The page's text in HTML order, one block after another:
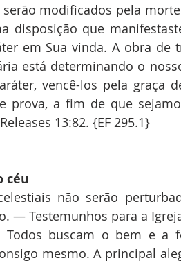
modificados pela
disposição que
em Sua vinda. A obra de
está determinando o
vencê-los pela graça
prova, a fim de que
13:82. {EF 295.1}
céu
não serão
— Testemunhos para a
buscam o bem e a
mesmo. A principal